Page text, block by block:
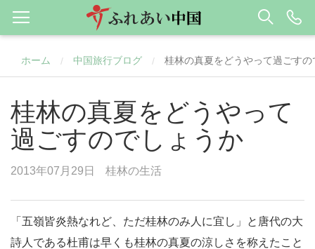
ホーム / 中国旅行ブログ / 桂林の真夏をどうやって過ごすの
桂林の真夏をどうやって
過ごすのでしょうか
2013年07月29日 桂林の生活
「五嶺皆炎熱なれど、ただ桂林のみ人に宜し」と唐代の大
詩人である杜甫は早くも桂林の真夏の涼しさを称えたこと